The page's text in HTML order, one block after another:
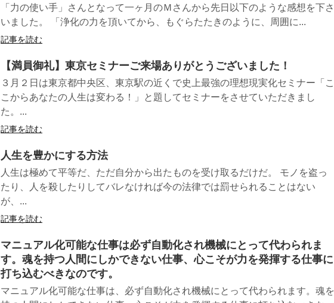
「力の使い手」さんとなって一ヶ月のＭさんから先日以下のような感想を下さ
いました。 「浄化の力を頂いてから、もぐらたたきのように、周囲に...
記事を読む
【満員御礼】東京セミナーご来場ありがとうございました！
３月２日は東京都中央区、東京駅の近くで史上最強の理想現実化セミナー「こ
こからあなたの人生は変わる！」と題してセミナーをさせていただきまし
た。...
記事を読む
人生を豊かにする方法
人生は極めて平等だ、ただ自分から出たものを受け取るだけだ。 モノを盗っ
たり、人を殺したりしてバレなければ今の法律では罰せられることはない
が、...
記事を読む
マニュアル化可能な仕事は必ず自動化され機械にとって代わられま
す。魂を持つ人間にしかできない仕事、心こそが力を発揮する仕事に
打ち込むべきなのです。
マニュアル化可能な仕事は、必ず自動化され機械にとって代わられます。魂を